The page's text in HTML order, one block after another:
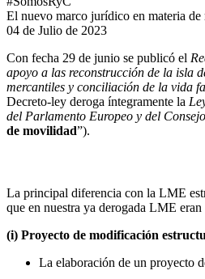
El nuevo marco jurídico en materia de
04 de Julio de 2023
Con fecha 29 de junio se publicó el
apoyo a las reconstrucción de la isla
mercantiles y conciliación de la vida
Decreto-ley deroga íntegramente la
del Parlamento Europeo y del
de movilidad”).
La principal diferencia con la LME
que en nuestra ya derogada LME
(i) Proyecto de modificación
La elaboración de un proyecto